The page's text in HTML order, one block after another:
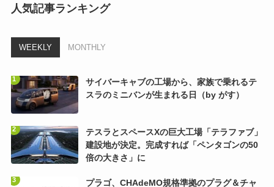
人気記事ランキング
WEEKLY MONTHLY
サイバーキャブの工場から、家族で乗れるテ
スラのミニバンが生まれる日（by がす）
テスラとスペースXの巨大工場「テラファブ」
建設地が決定。完成すれば「ペンタゴンの50
倍の大きさ」に
プラゴ、CHAdeMO規格準拠のプラグ＆チャ